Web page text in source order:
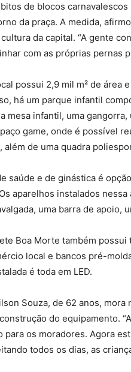
de blocos
da praça. A medida,
da capital. “A gente
com as próprias pernas
possui 2,9 mil m² de área
há um parque infantil
mesa infantil, uma
game, onde é possível
além de uma quadra
saúde e de ginástica é
aparelhos instalados
uma barra de apoio,
Boa Morte também
local e bancos pré-
é toda em LED.
Souza, de 62 anos,
do equipamento.
para os moradores. Agora
todos os dias, as